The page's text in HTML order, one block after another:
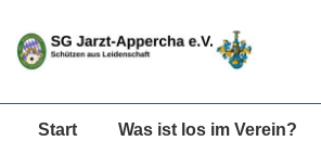
Zum
Inhalt
Hauptnavigation
Start Was ist los im Verein?